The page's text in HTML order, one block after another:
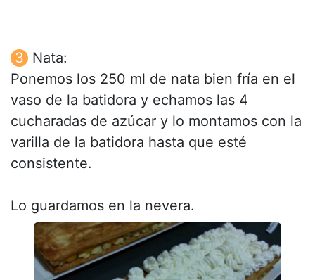
Nata:
Ponemos los 250 ml de nata bien fría en el
vaso de la batidora y echamos las 4
cucharadas de azúcar y lo montamos con la
varilla de la batidora hasta que esté
consistente.
Lo guardamos en la nevera.